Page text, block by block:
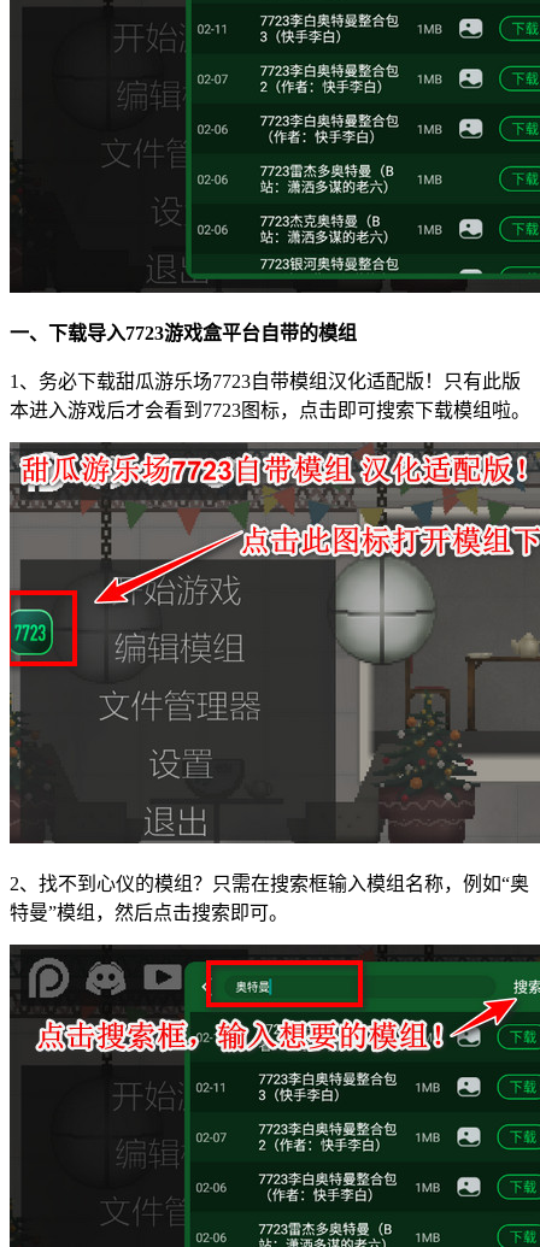
一、下载导入7723游戏盒平台自带的模组
1、务必下载甜瓜游乐场7723自带模组汉化适配版！只有此版
本进入游戏后才会看到7723图标，点击即可搜索下载模组啦。
2、找不到心仪的模组？只需在搜索框输入模组名称，例如“奥
特曼”模组，然后点击搜索即可。